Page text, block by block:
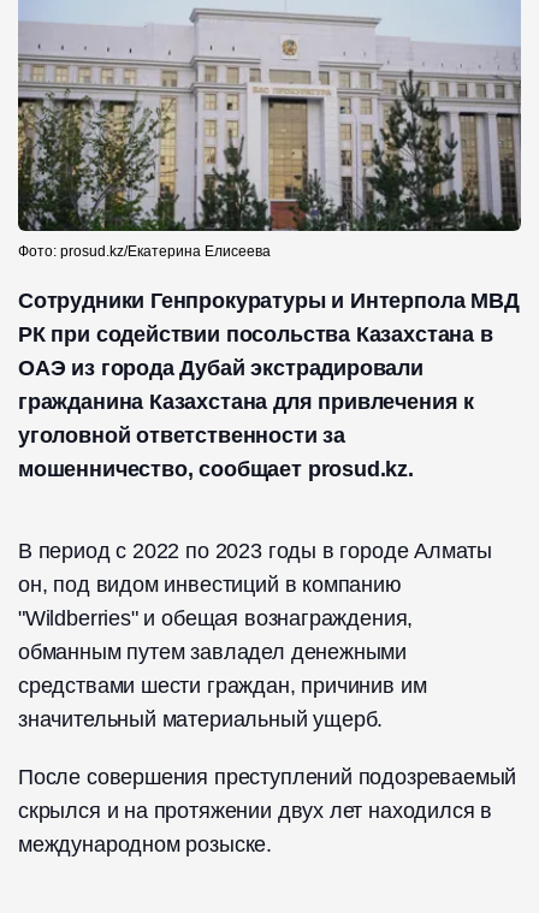
Фото: prosud.kz/Екатерина Елисеева
Сотрудники Генпрокуратуры и Интерпола МВД
РК при содействии посольства Казахстана в
ОАЭ из города Дубай экстрадировали
гражданина Казахстана для привлечения к
уголовной ответственности за
мошенничество, сообщает prosud.kz.
В период с 2022 по 2023 годы в городе Алматы
он, под видом инвестиций в компанию
"Wildberries" и обещая вознаграждения,
обманным путем завладел денежными
средствами шести граждан, причинив им
значительный материальный ущерб.
После совершения преступлений подозреваемый
скрылся и на протяжении двух лет находился в
международном розыске.